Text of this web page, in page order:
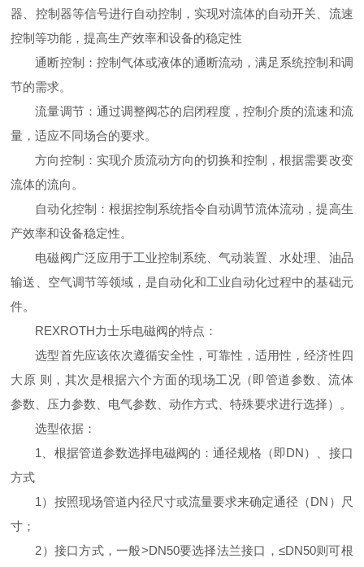
器、控制器等信号进行自动控制，实现对流体的自动开关、流速
控制等功能，提高生产效率和设备的稳定性
通断控制：控制气体或液体的通断流动，满足系统控制和调
节的需求。
流量调节：通过调整阀芯的启闭程度，控制介质的流速和流
量，适应不同场合的要求。
方向控制：实现介质流动方向的切换和控制，根据需要改变
流体的流向。
自动化控制：根据控制系统指令自动调节流体流动，提高生
产效率和设备稳定性。
电磁阀广泛应用于工业控制系统、气动装置、水处理、油品
输送、空气调节等领域，是自动化和工业自动化过程中的基础元
件。
REXROTH力士乐电磁阀的特点：
选型首先应该依次遵循安全性，可靠性，适用性，经济性四
大原 则，其次是根据六个方面的现场工况（即管道参数、流体
参数、压力参数、电气参数、动作方式、特殊要求进行选择）。
选型依据：
1、根据管道参数选择电磁阀的：通径规格（即DN）、接口
方式
1）按照现场管道内径尺寸或流量要求来确定通径（DN）尺
寸；
2）接口方式，一般>DN50要选择法兰接口，≤DN50则可根